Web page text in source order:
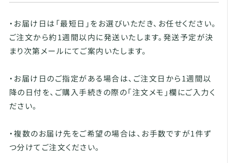
・お届け日は「最短日」をお選びいただき、お任せください。
ご注文から約1週間以内に発送いたします。発送予定が決
まり次第メールにてご案内いたします。
・お届け日のご指定がある場合は、ご注文日から1週間以
降の日付を、ご購入手続きの際の「注文メモ」欄にご入力く
ださい。
・複数のお届け先をご希望の場合は、お手数ですが1件ず
つ分けてご注文ください。